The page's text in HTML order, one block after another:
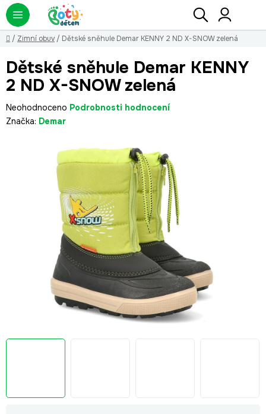
Přejít
na
obsah
Hledat
Domů
/ Zimní obuv / Dětské sněhule Demar KENNY 2 ND X-SNOW zelená
Dětské sněhule Demar KENNY
2 ND X-SNOW zelená
Průměrné
hodnocení
Neohodnoceno Podrobnosti hodnocení
Značka: Demar